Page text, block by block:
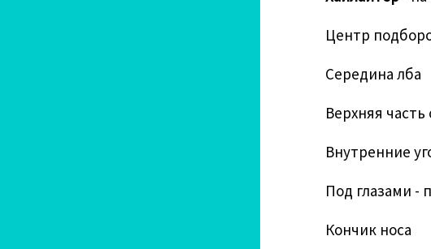
Центр
Середина лба
Верхняя
Внутренние
Под глазами -
Кончик носа